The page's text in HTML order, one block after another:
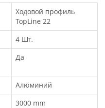
Ходовой профиль
TopLine 22
4 Шт.
Да
Алюминий
3000 mm